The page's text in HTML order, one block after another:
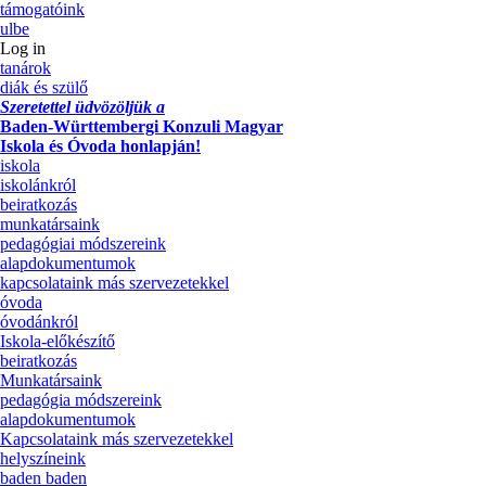
támogatóink
ulbe
Log in
tanárok
diák és szülő
Szeretettel üdvözöljük a
Baden-Württembergi Konzuli Magyar
Iskola és Óvoda honlapján!
iskola
iskolánkról
beiratkozás
munkatársaink
pedagógiai módszereink
alapdokumentumok
kapcsolataink más szervezetekkel
óvoda
óvodánkról
Iskola-előkészítő
beiratkozás
Munkatársaink
pedagógia módszereink
alapdokumentumok
Kapcsolataink más szervezetekkel
helyszíneink
baden baden